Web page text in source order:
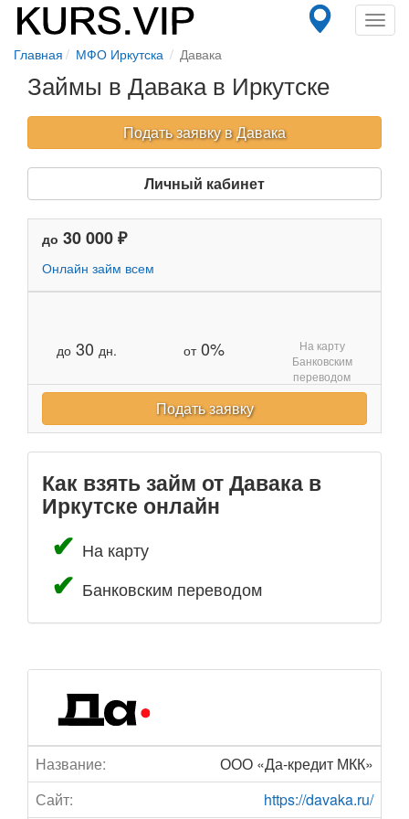
Главная МФО Иркутска Давака
Займы в Давака в Иркутске
Подать заявку в Давака
Личный кабинет
до 30 000 ₽
Онлайн займ всем
до 30 дн. от0%
На карту
Банковским
переводом
Подать заявку
Как взять займ от Давака в
Иркутске онлайн
На карту
Банковским переводом
Название:
ООО «Да-кредит МКК»
Сайт:
https://davaka.ru/